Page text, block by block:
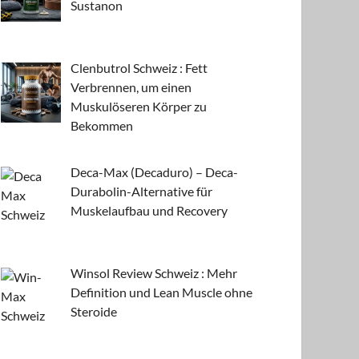
Sustanon
Clenbutrol Schweiz : Fett
Verbrennen, um einen
Muskulöseren Körper zu
Bekommen
Deca-Max (Decaduro) – Deca-
Durabolin-Alternative für
Muskelaufbau und Recovery
Winsol Review Schweiz : Mehr
Definition und Lean Muscle ohne
Steroide